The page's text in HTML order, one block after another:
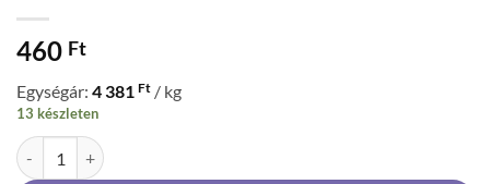
460 Ft
Egységár: 4 381 Ft / kg
13 készleten
Hamé tepertős pástétom 105 g mennyiség